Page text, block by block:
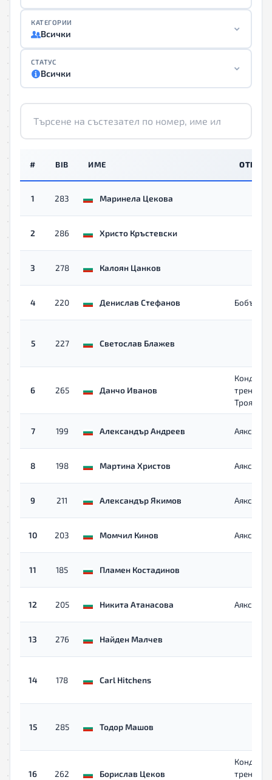
КАТЕГОРИИ
Всички
СТАТУС
Всички
# BIB ИМЕ ОТБОР
1 283 Маринела Цекова
2 286 Христо Кръстевски
3 278 Калоян Цанков
4 220 Денислав Стефанов Бобър
5 227 Светослав Блажев
6 265 Данчо Иванов
Троян
7 199 Александър Андреев Аякс
8 198 Мартина Христов Аякс
9 211 Александър Якимов Аякс
10 203 Момчил Кинов Аякс
11 185 Пламен Костадинов
12 205 Никита Атанасова Аякс
13 276 Найден Малчев
14 178 Carl Hitchens
15 285 Тодор Машов
16 262 Борислав Цеков